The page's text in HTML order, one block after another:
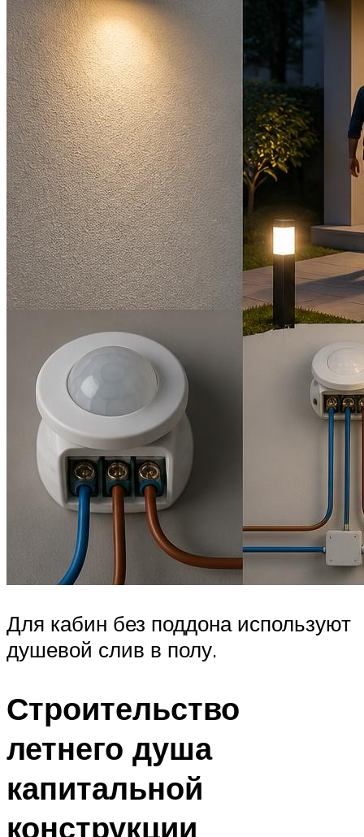
Для кабин без поддона используют
душевой слив в полу.
Строительство
летнего душа
капитальной
конструкции